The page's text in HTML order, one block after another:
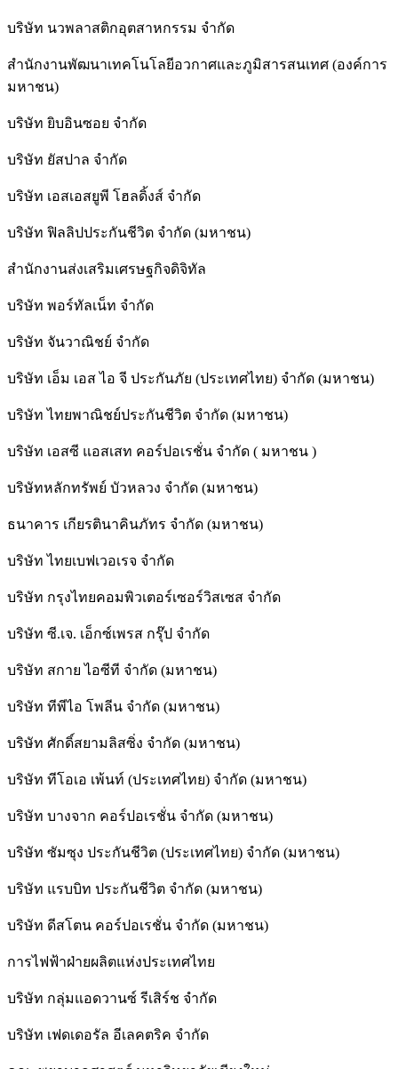
บริษัท นวพลาสติกอุตสาหกรรม จำกัด
สำนักงานพัฒนาเทคโนโลยีอวกาศและภูมิสารสนเทศ (องค์การ
มหาชน)
บริษัท ยิบอินซอย จำกัด
บริษัท ยัสปาล จำกัด
บริษัท เอสเอสยูพี โฮลดิ้งส์ จำกัด
บริษัท ฟิลลิปประกันชีวิต จำกัด (มหาชน)
สํานักงานส่งเสริมเศรษฐกิจดิจิทัล
บริษัท พอร์ทัลเน็ท จำกัด
บริษัท จันวาณิชย์ จำกัด
บริษัท เอ็ม เอส ไอ จี ประกันภัย (ประเทศไทย) จำกัด (มหาชน)
บริษัท ไทยพาณิชย์ประกันชีวิต จำกัด (มหาชน)
บริษัท เอสซี แอสเสท คอร์ปอเรชั่น จำกัด ( มหาชน )
บริษัทหลักทรัพย์ บัวหลวง จำกัด (มหาชน)
ธนาคาร เกียรตินาคินภัทร จำกัด (มหาชน)
บริษัท ไทยเบฟเวอเรจ จำกัด
บริษัท กรุงไทยคอมพิวเตอร์เซอร์วิสเซส จำกัด
บริษัท ซี.เจ. เอ็กซ์เพรส กรุ๊ป จำกัด
บริษัท สกาย ไอซีที จำกัด (มหาชน)
บริษัท ทีพีไอ โพลีน จำกัด (มหาชน)
บริษัท ศักดิ์สยามลิสซิ่ง จำกัด (มหาชน)
บริษัท ทีโอเอ เพ้นท์ (ประเทศไทย) จำกัด (มหาชน)
บริษัท บางจาก คอร์ปอเรชั่น จำกัด (มหาชน)
บริษัท ซัมซุง ประกันชีวิต (ประเทศไทย) จำกัด (มหาชน)
บริษัท แรบบิท ประกันชีวิต จำกัด (มหาชน)
บริษัท ดีสโตน คอร์ปอเรชั่น จำกัด (มหาชน)
การไฟฟ้าฝ่ายผลิตแห่งประเทศไทย
บริษัท กลุ่มแอดวานซ์ รีเสิร์ช จำกัด
บริษัท เฟดเดอรัล อีเลคตริค จำกัด